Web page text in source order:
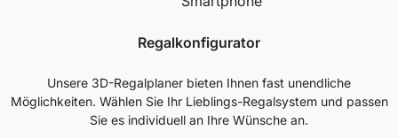
Regalkonfigurator
Unsere 3D-Regalplaner bieten Ihnen fast unendliche
Möglichkeiten. Wählen Sie Ihr Lieblings-Regalsystem und passen
Sie es individuell an Ihre Wünsche an.